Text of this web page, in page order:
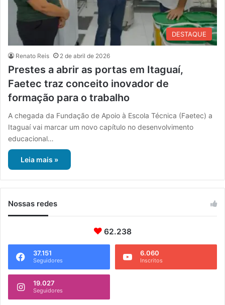
DESTAQUE
Renato Reis 2 de abril de 2026
Prestes a abrir as portas em Itaguaí,
Faetec traz conceito inovador de
formação para o trabalho
A chegada da Fundação de Apoio à Escola Técnica (Faetec) a
Itaguaí vai marcar um novo capítulo no desenvolvimento
educacional…
Leia mais »
Nossas redes
62.238
37.151
Seguidores
6.060
Inscritos
19.027
Seguidores